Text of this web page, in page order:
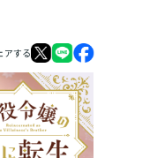
アする